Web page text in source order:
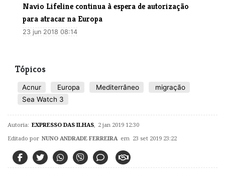
​Navio Lifeline continua à espera de autorização
para atracar na Europa
23 jun 2018 08:14
Tópicos
​Acnur Europa Mediterrâneo
migração
Sea Watch 3
Autoria: EXPRESSO DAS ILHAS 2 jan 2019 12:30
Editado por NUNO ANDRADE FERREIRA em 23 set 2019 23:22